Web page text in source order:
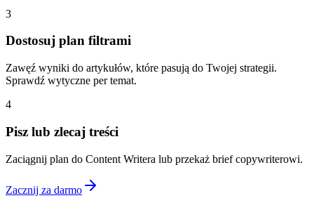
3
Dostosuj plan filtrami
Zawęź wyniki do artykułów, które pasują do Twojej strategii.
Sprawdź wytyczne per temat.
4
Pisz lub zlecaj treści
Zaciągnij plan do Content Writera lub przekaż brief copywriterowi.
Zacznij za darmo